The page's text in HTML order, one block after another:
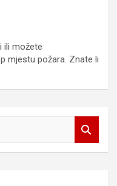
ili možete
mjestu požara. Znate li